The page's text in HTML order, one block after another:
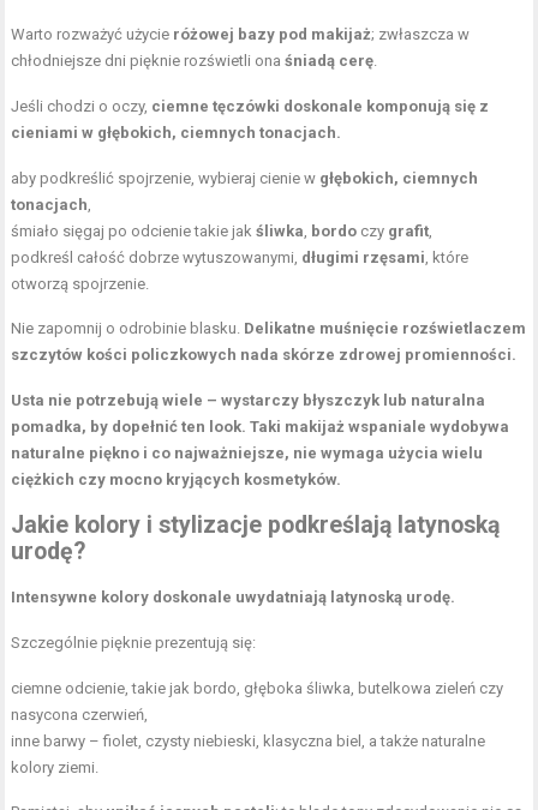
Warto rozważyć użycie różowej bazy pod makijaż; zwłaszcza w
chłodniejsze dni pięknie rozświetli onaśniadą cerę
Jeśli chodzi o oczy, ciemne tęczówki doskonale komponują się z
cieniami w głębokich, ciemnych tonacjach.
aby podkreślić spojrzenie, wybieraj cienie w głębokich, ciemnych
tonacjach
śmiało sięgaj po odcienie takie jakśliwka bordo czy grafit
podkreśl całość dobrze wytuszowanymi, długimi rzęsami , które
otworzą spojrzenie.
Nie zapomnij o odrobinie blasku. Delikatne muśnięcie rozświetlaczem
szczytów kości policzkowych nada skórze zdrowej promienności.
Usta nie potrzebują wiele – wystarczy błyszczyk lub naturalna
pomadka, by dopełnić ten look. Taki makijaż wspaniale wydobywa
naturalne piękno i co najważniejsze, nie wymaga użycia wielu
ciężkich czy mocno kryjących kosmetyków.
Jakie kolory istylizacje podkreślają latynoską
urodę?
Intensywne kolory doskonale uwydatniają latynoską urodę.
Szczególnie pięknie prezentują się:
ciemne odcienie, takie jak bordo, głęboka śliwka, butelkowa zieleń czy
nasycona czerwień,
inne barwy – fiolet, czysty niebieski, klasyczna biel, a także naturalne
kolory ziemi.